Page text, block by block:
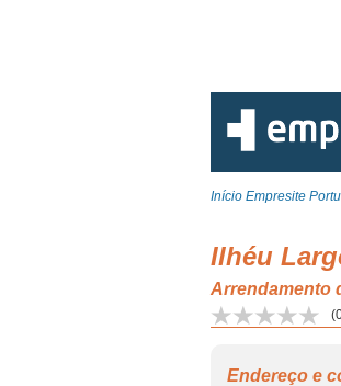
Início Empresite
Ilhéu
Arrendamento
(
Endereço e